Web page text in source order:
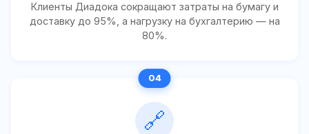
Клиенты Диадока сокращают затраты на бумагу и
доставку до 95%, а нагрузку на бухгалтерию — на
80%.
🔗